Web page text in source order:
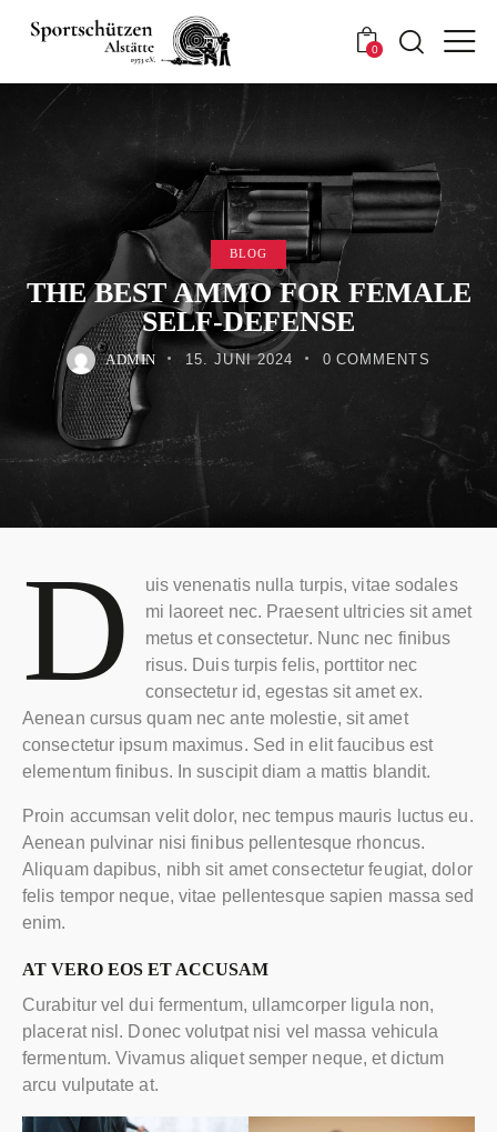
0
BLOG
THE BEST AMMO FOR FEMALE
SELF-DEFENSE
ADMIN 15. JUNI 2024 0 COMMENTS
D
uis venenatis nulla turpis, vitae sodales
mi laoreet nec. Praesent ultricies sit amet
metus et consectetur. Nunc nec finibus
risus. Duis turpis felis, porttitor nec
consectetur id, egestas sit amet ex.
Aenean cursus quam nec ante molestie, sit amet
consectetur ipsum maximus. Sed in elit faucibus est
elementum finibus. In suscipit diam a mattis blandit.
Proin accumsan velit dolor, nec tempus mauris luctus eu.
Aenean pulvinar nisi finibus pellentesque rhoncus.
Aliquam dapibus, nibh sit amet consectetur feugiat, dolor
felis tempor neque, vitae pellentesque sapien massa sed
enim.
AT VERO EOS ET ACCUSAM
Curabitur vel dui fermentum, ullamcorper ligula non,
placerat nisl. Donec volutpat nisi vel massa vehicula
fermentum. Vivamus aliquet semper neque, et dictum
arcu vulputate at.